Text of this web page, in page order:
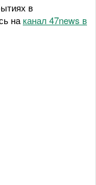
в
на канал 47news в